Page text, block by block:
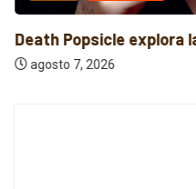
Death Popsicle explora
agosto 7, 2026